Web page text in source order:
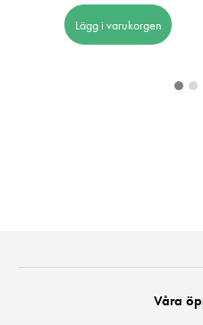
Lägg i varukorgen
Våra